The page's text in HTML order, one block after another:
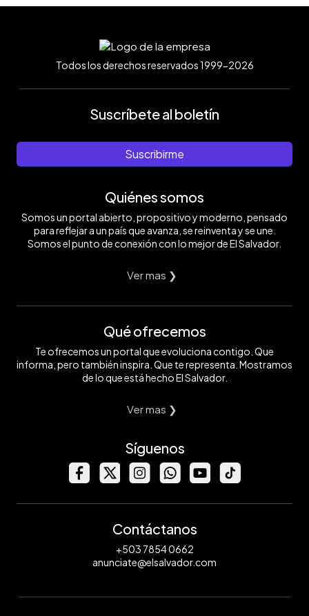
Todos los derechos reservados 1999-2026
Suscríbete al boletín
Suscribirme
Quiénes somos
Somos un portal abierto, propositivo y moderno, pensado
para reflejar a un país que avanza, se reinventa y se une.
Somos el punto de conexión con lo mejor de El Salvador.
Ver mas ❯
Qué ofrecemos
Te ofrecemos un portal que evoluciona contigo. Que
informa, pero también inspira. Que te representa. Mostramos
de lo que está hecho El Salvador.
Ver mas ❯
Síguenos
Contáctanos
+503 7854 0662
anunciate@elsalvador.com